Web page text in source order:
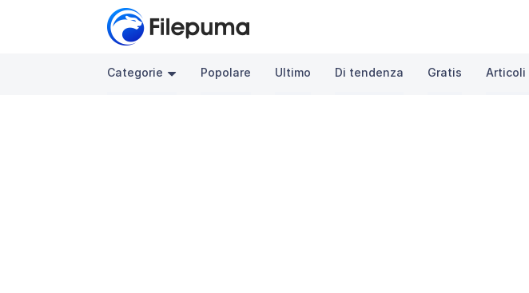
Categorie Popolare Ultimo Di tendenza Gratis Articoli